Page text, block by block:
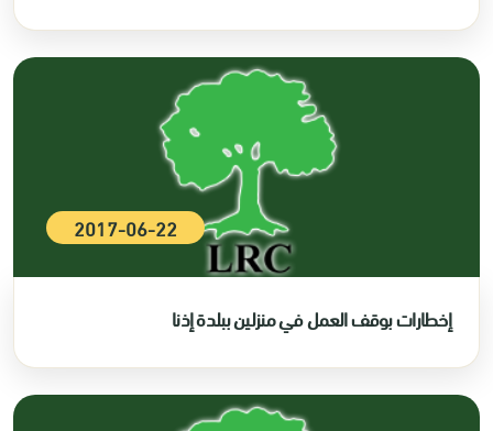
2017-06-22
إخطارات بوقف العمل في منزلين ببلدة إذنا